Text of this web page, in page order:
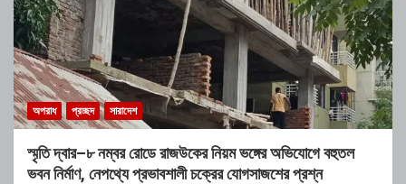
অপরাধ প্রচ্ছদ সারাদেশ
স্মৃতি দ্বার–৮ নম্বর রোডে রাজউকের নিয়ম ভঙ্গের অভিযোগে বহুতল
ভবন নির্মাণ, নেপথ্যে প্রভাবশালী চক্রের যোগসাজশের প্রশ্ন